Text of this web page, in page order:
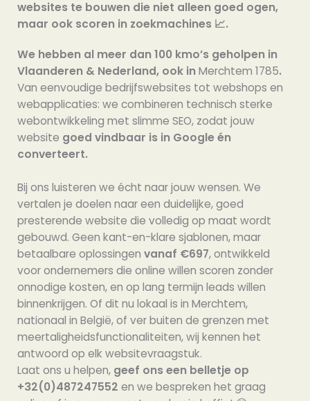
websites te bouwen die niet alleen goed ogen,
maar ook scoren in zoekmachines 📈.
We hebben al meer dan 100 kmo’s geholpen in
Vlaanderen & Nederland, ook inMerchtem 1785.
Van eenvoudige bedrijfswebsites tot webshops en
webapplicaties: we combineren technisch sterke
webontwikkeling met slimme SEO, zodat jouw
website goed vindbaar is in Google én
converteert.
Bij ons luisteren we écht naar jouw wensen. We
vertalen je doelen naar een duidelijke, goed
presterende website die volledig op maat wordt
gebouwd. Geen kant-en-klare sjablonen, maar
betaalbare oplossingen vanaf €697, ontwikkeld
voor ondernemers die online willen scoren zonder
onnodige kosten, en op lang termijn leads willen
binnenkrijgen. Of dit nu lokaal is in Merchtem,
nationaal in België, of ver buiten de grenzen met
meertaligheidsfunctionaliteiten, wij kennen het
antwoord op elk websitevraagstuk.
Laat ons u helpen, geef ons een belletje op
+32(0)487247552 en we bespreken het graag